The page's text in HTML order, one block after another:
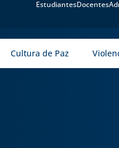
EstudiantesDocentes
Cultura de Paz